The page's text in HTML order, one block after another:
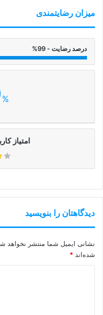
میزان رضایتمندی
درصد رضایت - 99%
%
امتیاز
دیدگاهتان را بنویسید
نشانی ایمیل شما منتشر نخواهد
شده‌اند *